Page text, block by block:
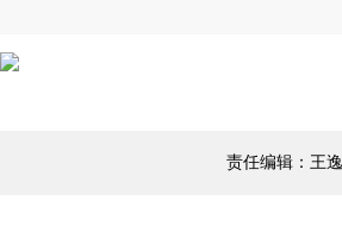
责任编辑：王